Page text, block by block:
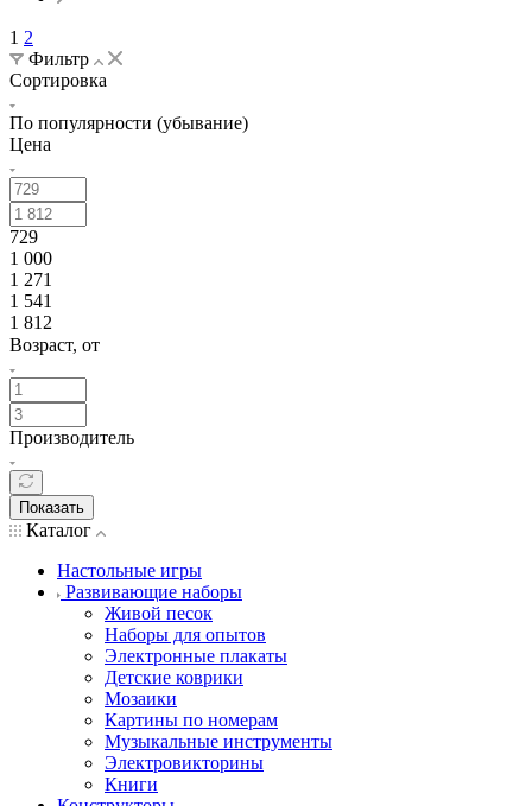
1 2
Фильтр
Сортировка
По популярности (убывание)
Цена
729
1 000
1 271
1 541
1 812
Возраст, от
Производитель
Показать
Каталог
Настольные игры
Развивающие наборы
Живой песок
Наборы для опытов
Электронные плакаты
Детские коврики
Мозаики
Картины по номерам
Музыкальные инструменты
Электровикторины
Книги